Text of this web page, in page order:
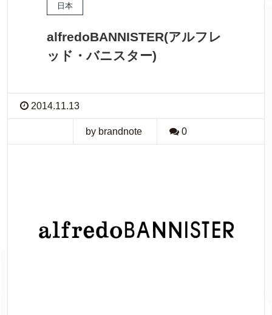
日本
alfredoBANNISTER(アルフレ
ッド・バニスター)
2014.11.13
by brandnote 0